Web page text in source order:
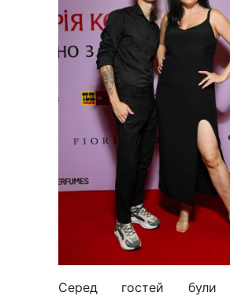
Серед гостей були